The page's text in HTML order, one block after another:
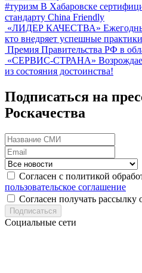
#туризм В Хабаровске
стандарту China Friendly
«ЛИДЕР КАЧЕСТВА»
кто внедряет успешные практики
Премия Правительства РФ в
«СЕРВИС-СТРАНА»
из состояния достоинства!
Подписаться на
Роскачества
Согласен с политикой
пользовательское соглашение
Согласен получать рассылку
Подписаться
Социальные сети